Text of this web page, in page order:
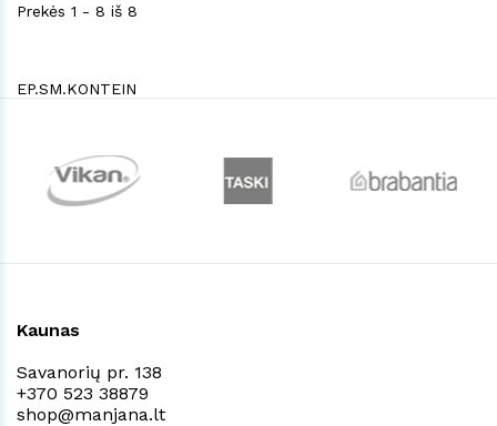
Prekės 1 - 8 iš 8
EP.SM.KONTEIN
Kaunas
Savanorių pr. 138
+370 523 38879
shop@manjana.lt